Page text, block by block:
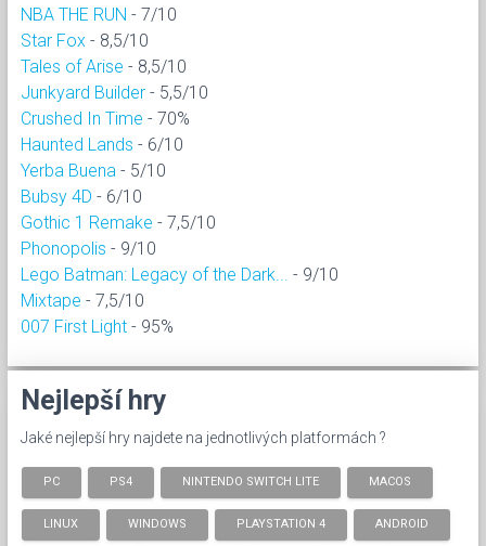
NBA THE RUN - 7/10
Star Fox - 8,5/10
Tales of Arise - 8,5/10
Junkyard Builder - 5,5/10
Crushed In Time - 70%
Haunted Lands - 6/10
Yerba Buena - 5/10
Bubsy 4D - 6/10
Gothic 1 Remake - 7,5/10
Phonopolis - 9/10
Lego Batman: Legacy of the Dark...
- 9/10
Mixtape - 7,5/10
007 First Light - 95%
Nejlepší hry
Jaké nejlepší hry najdete na jednotlivých platformách ?
PC PS4 NINTENDO SWITCH LITE MACOS
LINUX WINDOWS PLAYSTATION 4 ANDROID